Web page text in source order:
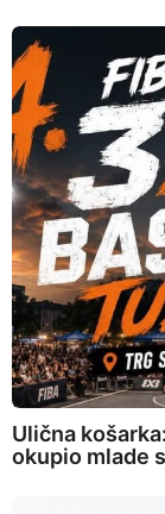
Ulična
okupio mlade